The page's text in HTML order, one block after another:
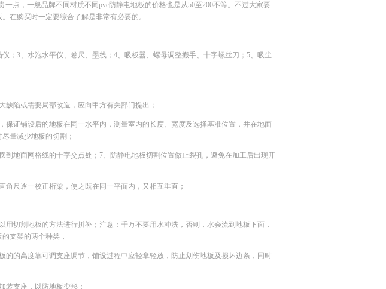
点，一般品牌不同材质不同pvc防静电地板的价格也是从50至200不等。不过大家要
在购买时一定要综合了解是非常有必要的。
；3、水泡水平仪、卷尺、墨线；4、吸板器、螺母调整搬手、十字螺丝刀；5、吸尘
缺陷或需要局部改造，应向甲方有关部门提出；
保证铺设后的地板在同一水平内，测量室内的长度、宽度及选择基准位置，并在地面
量减少地板的切割；
到地面网格线的十字交点处；7、防静电地板切割位置做止裂孔，避免在加工后出现开
尺逐一校正桁梁，使之既在同一平面内，又相互垂直；
切割地板的方法进行拼补；注意：千万不要用水冲洗，否则，水会流到地板下面，
支架的两个种类，
的的高度靠可调支座调节，铺设过程中应轻拿轻放，防止划伤地板及损坏边条，同时
装支座，以防地板变形；